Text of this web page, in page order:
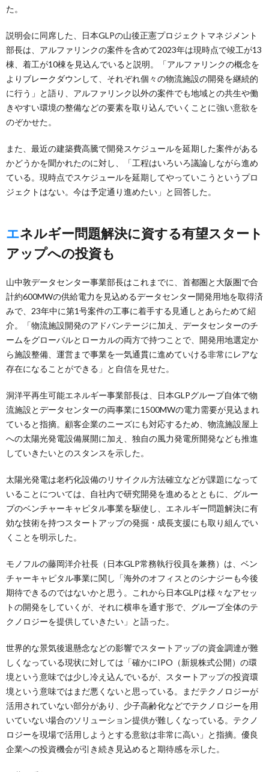
た。
説明会に同席した、日本GLPの山後正憲プロジェクトマネジメント
部長は、アルファリンクの案件を含めて2023年は現時点で竣工が13
棟、着工が10棟を見込んでいると説明。「アルファリンクの概念を
よりブレークダウンして、それぞれ個々の物流施設の開発を継続的
に行う」と語り、アルファリンク以外の案件でも地域との共生や働
きやすい環境の整備などの要素を取り込んでいくことに強い意欲を
のぞかせた。
また、最近の建築費高騰で開発スケジュールを延期した案件がある
かどうかを聞かれたのに対し、「工程はいろいろ議論しながら進め
ている。現時点でスケジュールを延期してやっていこうというプロ
ジェクトはない。今は予定通り進めたい」と回答した。
エネルギー問題解決に資する有望スタート
アップへの投資も
山中敦データセンター事業部長はこれまでに、首都圏と大阪圏で合
計約600MWの供給電力を見込めるデータセンター開発用地を取得済
みで、23年中に第1号案件の工事に着手する見通しとあらためて紹
介。「物流施設開発のアドバンテージに加え、データセンターのチ
ームをグローバルとローカルの両方で持つことで、開発用地選定か
ら施設整備、運営まで事業を一気通貫に進めていける非常にレアな
存在になることができる」と自信を見せた。
洞洋平再生可能エネルギー事業部長は、日本GLPグループ自体で物
流施設とデータセンターの両事業に1500MWの電力需要が見込まれ
ていると指摘。顧客企業のニーズにも対応するため、物流施設屋上
への太陽光発電設備展開に加え、独自の風力発電所開発なども推進
していきたいとのスタンスを示した。
太陽光発電は老朽化設備のリサイクル方法確立などが課題になって
いることについては、自社内で研究開発を進めるとともに、グルー
プのベンチャーキャピタル事業を駆使し、エネルギー問題解決に有
効な技術を持つスタートアップの発掘・成長支援にも取り組んでい
くことを明示した。
モノフルの藤岡洋介社長（日本GLP常務執行役員を兼務）は、ベン
チャーキャピタル事業に関し「海外のオフィスとのシナジーも今後
期待できるのではないかと思う。これから日本GLPは様々なアセッ
トの開発をしていくが、それに横串を通す形で、グループ全体のテ
クノロジーを提供していきたい」と語った。
世界的な景気後退懸念などの影響でスタートアップの資金調達が難
しくなっている現状に対しては「確かにIPO（新規株式公開）の環
境という意味では少し冷え込んでいるが、スタートアップの投資環
境という意味ではまだ悪くないと思っている。まだテクノロジーが
活用されていない部分があり、少子高齢化などでテクノロジーを用
いていない場合のソリューション提供が難しくなっている。テクノ
ロジーを現場で活用しようとする意欲は非常に高い」と指摘。優良
企業への投資機会が引き続き見込めると期待感を示した。